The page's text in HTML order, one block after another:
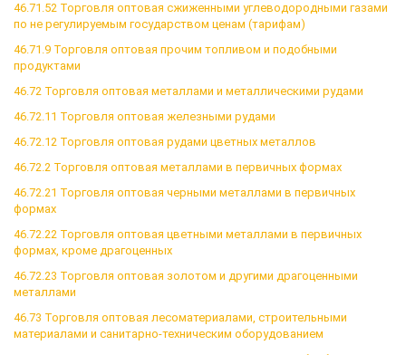
46.71.52 Торговля оптовая сжиженными углеводородными газами
по не регулируемым государством ценам (тарифам)
46.71.9 Торговля оптовая прочим топливом и подобными
продуктами
46.72 Торговля оптовая металлами и металлическими рудами
46.72.11 Торговля оптовая железными рудами
46.72.12 Торговля оптовая рудами цветных металлов
46.72.2 Торговля оптовая металлами в первичных формах
46.72.21 Торговля оптовая черными металлами в первичных
формах
46.72.22 Торговля оптовая цветными металлами в первичных
формах, кроме драгоценных
46.72.23 Торговля оптовая золотом и другими драгоценными
металлами
46.73 Торговля оптовая лесоматериалами, строительными
материалами и санитарно-техническим оборудованием